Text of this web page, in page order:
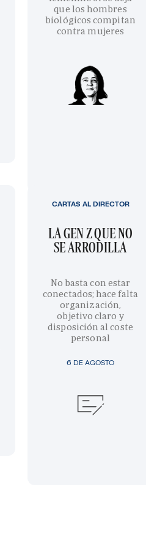
que los hombres
biológicos compitan
contra mujeres
6 DE AGOSTO
LA GEN Z QUE NO
SE ARRODILLA
No basta con estar
conectados; hace falta
organización,
objetivo claro y
disposición al coste
personal
CARTAS AL DIRECTOR